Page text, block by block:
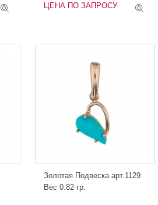
ЦЕНА ПО ЗАПРОСУ
Золотая Подвеска арт.1129
Вес 0.82 гр.